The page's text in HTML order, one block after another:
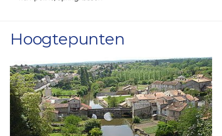
Hoogtepunten